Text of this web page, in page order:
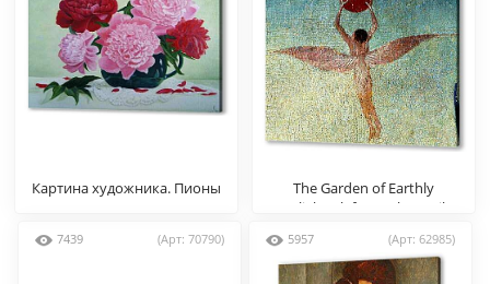
Картина художника. Пионы
The Garden of Earthly
Delights, left panel (Detail
7439 (Арт: 70790) 5957 (Арт: 62985)